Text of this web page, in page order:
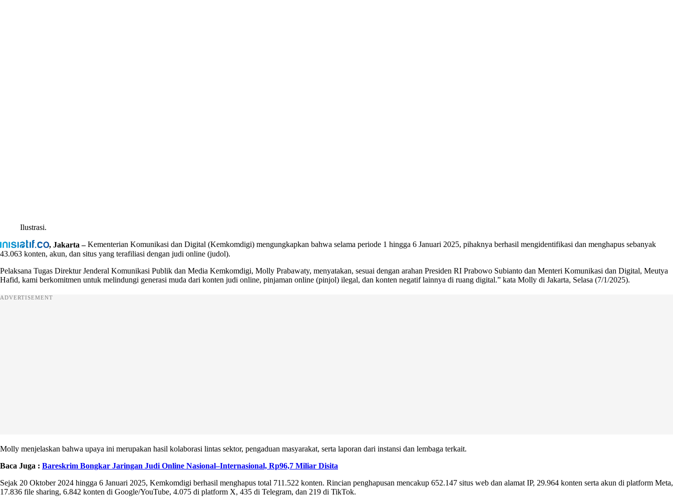
Ilustrasi.
, Jakarta –Kementerian Komunikasi dan Digital (Kemkomdigi) mengungkapkan bahwa selama periode 1 hingga 6 Januari 2025, pihaknya berhasil mengidentifikasi dan menghapus sebanyak
43.063 konten, akun, dan situs yang terafiliasi dengan judi online (judol).
Pelaksana Tugas Direktur Jenderal Komunikasi Publik dan Media Kemkomdigi, Molly Prabawaty, menyatakan, sesuai dengan arahan Presiden RI Prabowo Subianto dan Menteri Komunikasi dan Digital, Meutya
Hafid, kami berkomitmen untuk melindungi generasi muda dari konten judi online, pinjaman online (pinjol) ilegal, dan konten negatif lainnya di ruang digital.” kata Molly di Jakarta, Selasa (7/1/2025).
ADVERTISEMENT
Molly menjelaskan bahwa upaya ini merupakan hasil kolaborasi lintas sektor, pengaduan masyarakat, serta laporan dari instansi dan lembaga terkait.
Baca Juga : Bareskrim Bongkar Jaringan Judi Online Nasional–Internasional, Rp96,7 Miliar Disita
Sejak 20 Oktober 2024 hingga 6 Januari 2025, Kemkomdigi berhasil menghapus total 711.522 konten. Rincian penghapusan mencakup 652.147 situs web dan alamat IP, 29.964 konten serta akun di platform Meta,
17.836 file sharing, 6.842 konten di Google/YouTube, 4.075 di platform X, 435 di Telegram, dan 219 di TikTok.